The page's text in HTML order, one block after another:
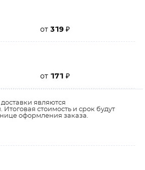
от 319 ₽
от 171 ₽
являются
стоимость и срок будут
оформления заказа.